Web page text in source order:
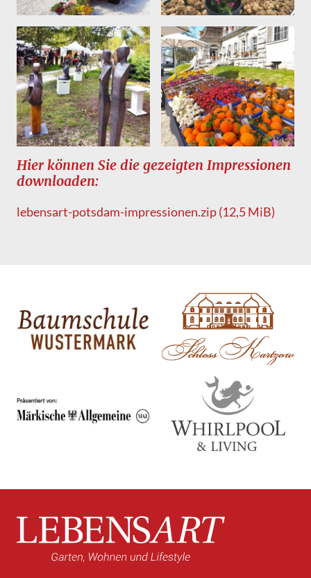
Hier können Sie die gezeigten Impressionen
downloaden:
lebensart-potsdam-impressionen.zip(12,5 MiB)